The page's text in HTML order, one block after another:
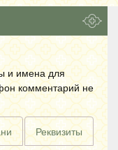
и имена для
комментарий не
Реквизиты